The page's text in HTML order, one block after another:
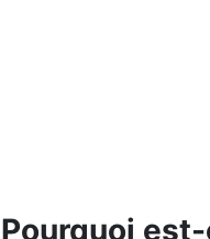
Pourquoi